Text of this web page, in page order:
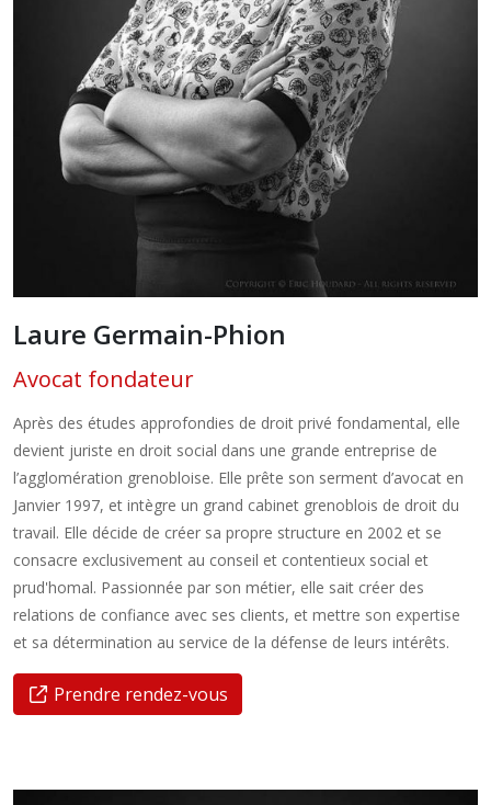
Laure Germain-Phion
Avocat fondateur
Après des études approfondies de droit privé fondamental, elle
devient juriste en droit social dans une grande entreprise de
l’agglomération grenobloise. Elle prête son serment d’avocat en
Janvier 1997, et intègre un grand cabinet grenoblois de droit du
travail. Elle décide de créer sa propre structure en 2002 et se
consacre exclusivement au conseil et contentieux social et
prud'homal. Passionnée par son métier, elle sait créer des
relations de confiance avec ses clients, et mettre son expertise
et sa détermination au service de la défense de leurs intérêts.
Prendre rendez-vous